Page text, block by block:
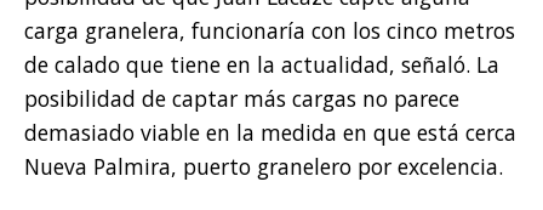
carga granelera, funcionaría con los cinco metros
de calado que tiene en la actualidad, señaló. La
posibilidad de captar más cargas no parece
demasiado viable en la medida en que está cerca
Nueva Palmira, puerto granelero por excelencia.